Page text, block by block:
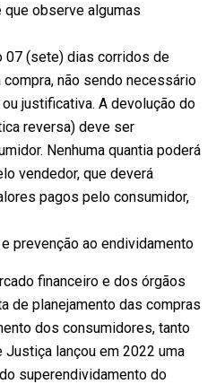
observe algumas
07 (sete) dias corridos de
não sendo necessário
justificativa. A devolução do
reversa) deve ser
Nenhuma quantia poderá
vendedor, que deverá
pagos pelo consumidor,
prevenção ao endividamento
financeiro e dos órgãos
de planejamento das compras
dos consumidores, tanto
Justiça lançou em 2022 uma
superendividamento do